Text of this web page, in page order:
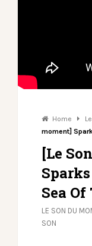
Home
moment]
[Le
Sea Of
LE SON DU
SON